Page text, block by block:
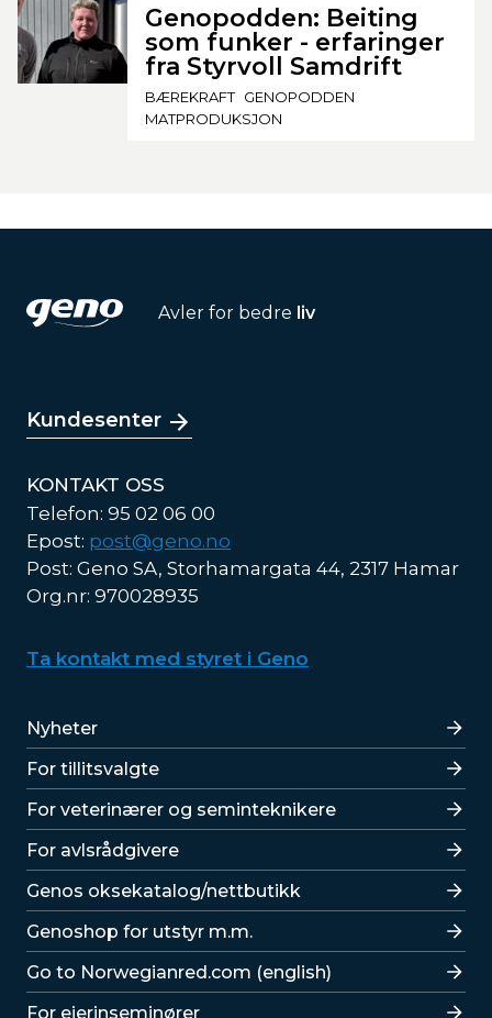
Genopodden: Beiting
som funker - erfaringer
fra Styrvoll Samdrift
BÆREKRAFT GENOPODDEN
MATPRODUKSJON
Avler for bedre liv
Kundesenter
KONTAKT OSS
Telefon: 95 02 06 00
Epost: post@geno.no
Post: Geno SA, Storhamargata 44, 2317 Hamar
Org.nr: 970028935
Ta kontakt med styret i Geno
Lenker
Nyheter
For tillitsvalgte
For veterinærer og seminteknikere
For avlsrådgivere
Lenker
Genos oksekatalog/nettbutikk
Genoshop for utstyr m.m.
Go to Norwegianred.com (english)
For eierinseminører